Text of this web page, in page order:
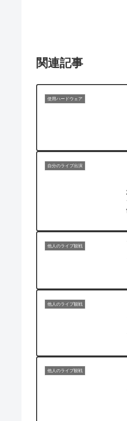
関連記事
使用ハードウェア
自分のライブ出演
他人のライブ観戦
他人のライブ観戦
他人のライブ観戦